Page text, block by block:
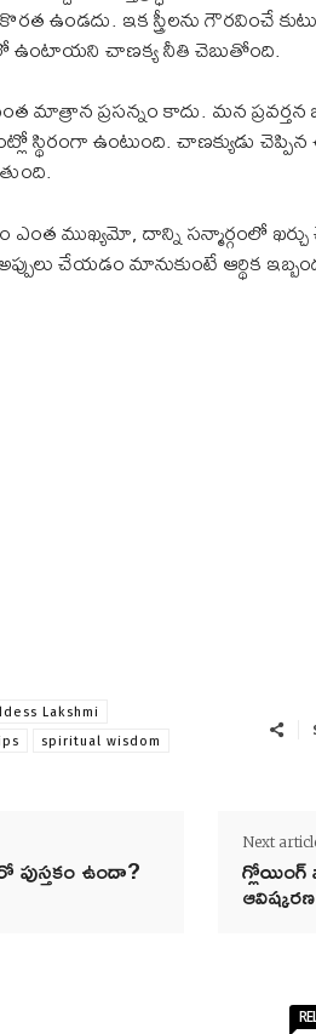
ఉండదు. ఇక స్త్రీలను గౌరవించే
ఉంటాయని చాణక్య నీతి చెబుతోంది.
మాత్రాన ప్రసన్నం కాదు. మన
స్థిరంగా ఉంటుంది. చాణక్యుడు
ముఖ్యమో, దాన్ని సన్మార్గంలో
చేయడం మానుకుంటే ఆర్థిక
Lakshmi
spiritual wisdom
ఉందా?
Next